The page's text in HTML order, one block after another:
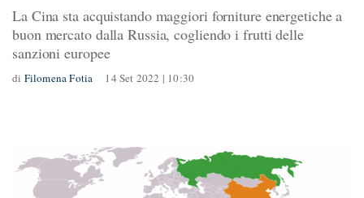
La Cina sta acquistando maggiori forniture energetiche a
buon mercato dalla Russia, cogliendo i frutti delle
sanzioni europee
di Filomena Fotia 14 Set 2022 | 10:30